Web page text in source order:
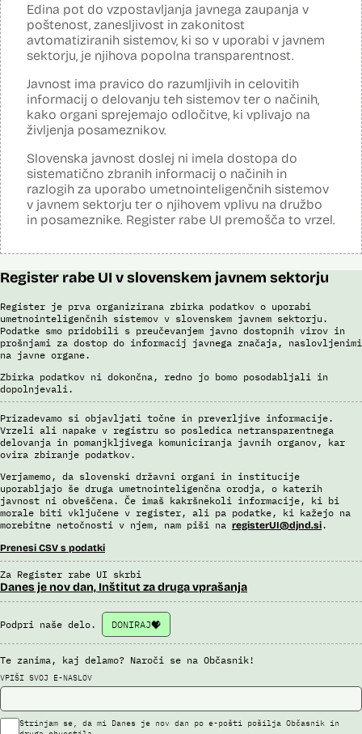
Posodobljeno: 3. december 2024
Sistem omogoča obdelavo in vizualizacijo podatkov, povezovanje baz
podatkov, pripravo poročil, dinamično raziskovanje podatkov, uporabo
napovedne analitike, opazovanje gibanja podatkov v različnih
(če – potem), simulacije kompleksnejših problemov in scenarijev,
načrtovanje aktivnosti in porabe virov.
Viri:
Dosje javnega naročila
Podrobnosti izdelka na portalu NIO
Predstavitev projekta na gov.si
Predstavitev projekta na portalu OECD OPSI
Odgovor na zahtevo za dostop do informacij javnega značaja
Tehnične specifikacije iz razpisne dokumentacije
Edina pot do vzpostavljanja javnega zaupanja v
poštenost, zanesljivost in zakonitost
avtomatiziranih sistemov, ki so v uporabi v javnem
sektorju, je njihova popolna transparentnost.
Javnost ima pravico do razumljivih in celovitih
informacij o delovanju teh sistemov ter o načinih,
kako organi sprejemajo odločitve, ki vplivajo na
življenja posameznikov.
Slovenska javnost doslej ni imela dostopa do
sistematično zbranih informacij o načinih in
razlogih za uporabo umetnointeligenčnih sistemov
v javnem sektorju ter o njihovem vplivu na družbo
in posameznike. Register rabe UI premošča to vrzel.
Register rabe UI v slovenskem javnem sektorju
Register je prva organizirana zbirka podatkov o uporabi
umetnointeligenčnih sistemov v slovenskem javnem sektorju.
Podatke smo pridobili s preučevanjem javno dostopnih virov in
prošnjami za dostop do informacij javnega značaja, naslovljenimi
na javne organe.
Zbirka podatkov ni dokončna, redno jo bomo posodabljali in
dopolnjevali.
Prizadevamo si objavljati točne in preverljive informacije.
Vrzeli ali napake v registru so posledica netransparentnega
delovanja in pomanjkljivega komuniciranja javnih organov, kar
ovira zbiranje podatkov.
Verjamemo, da slovenski državni organi in institucije
uporabljajo še druga umetnointeligenčna orodja, o katerih
javnost ni obveščena. Če imaš kakršnekoli informacije, ki bi
morale biti vključene v register, ali pa podatke, ki kažejo na
morebitne netočnosti v njem, nam piši na registerUI@djnd.si.
Prenesi CSV s podatki
Za Register rabe UI skrbi
Danes je nov dan, Inštitut za druga vprašanja
Podpri naše delo. DONIRAJ
Te zanima, kaj delamo? Naroči se na Občasnik!
VPIŠI SVOJ E-NASLOV
Strinjam se, da mi Danes je nov dan po e-pošti pošilja Občasnik in